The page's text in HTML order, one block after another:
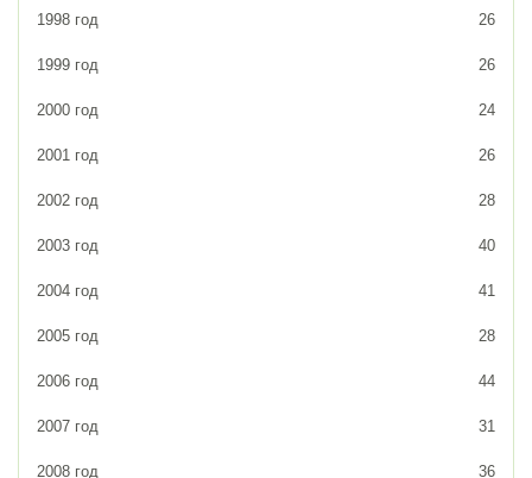
1998 год 26
1999 год 26
2000 год 24
2001 год 26
2002 год 28
2003 год 40
2004 год 41
2005 год 28
2006 год 44
2007 год 31
2008 год 36